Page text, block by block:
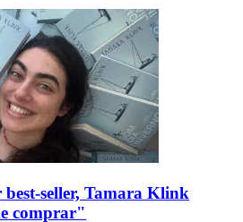
seller, Tamara Klink
comprar"